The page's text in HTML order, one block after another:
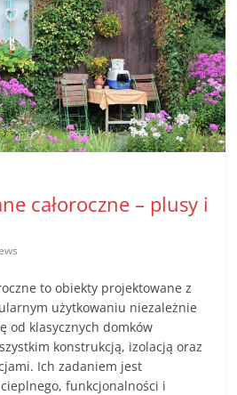
całoroczne – plusy i
to obiekty projektowane z
użytkowaniu niezależnie
od klasycznych domków
konstrukcją, izolacją oraz
Ich zadaniem jest
funkcjonalności i